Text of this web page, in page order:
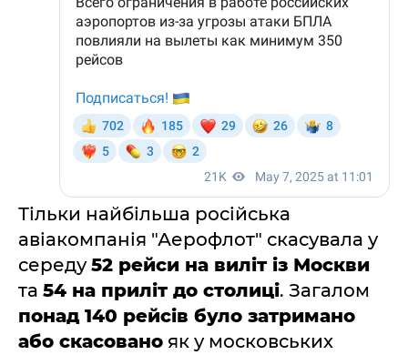
Тільки найбільша російська
авіакомпанія "Аерофлот" скасувала у
середу52 рейси на виліт із Москви
та 54 на приліт до столиці. Загалом
понад 140 рейсів було затримано
або скасовано як у московських